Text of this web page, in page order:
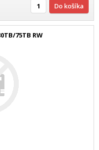
Do košíka
75TB RW